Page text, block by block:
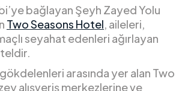
bağlayan Şeyh Zayed Yolu
Two Seasons Hotel, aileleri,
seyahat edenleri ağırlayan
arasında yer alan Two
alışveriş merkezlerine ve